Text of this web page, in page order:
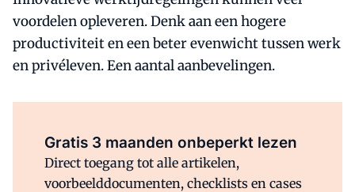
voordelen opleveren. Denk aan een hogere
productiviteit en een beter evenwicht tussen werk
en privéleven. Een aantal aanbevelingen.
Gratis 3 maanden onbeperkt lezen
Direct toegang tot alle artikelen,
voorbeelddocumenten, checklists en cases